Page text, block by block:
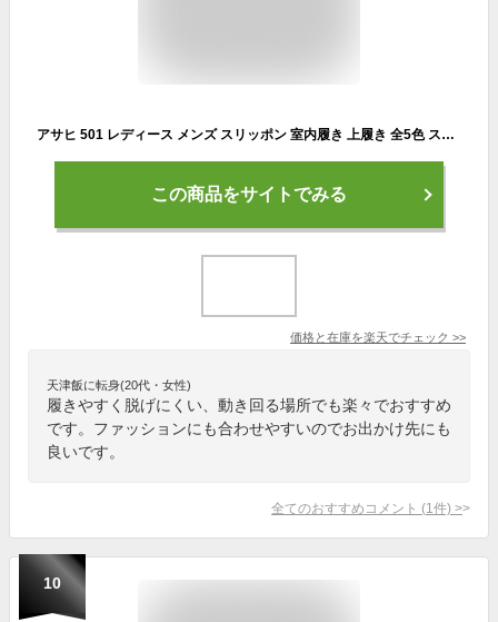
アサヒ 501 レディース メンズ スリッポン 室内履き 上履き 全5色 スニーカー 靴 紐なし 作業靴 2e 日本製 男女兼用 ホワイト 白 ネイビー 紺 グレー 22.0 22.5 23.0 23.5 24.0 24.5 25.0 25.5 26.0 26.5 27.0 27.5 【PKPK-63vhc】●【楽ギフ_包装】
この商品をサイトでみる
価格と在庫を楽天でチェック >>
天津飯に転身(20代・女性)
履きやすく脱げにくい、動き回る場所でも楽々でおすすめ
です。ファッションにも合わせやすいのでお出かけ先にも
良いです。
全てのおすすめコメント (1 件) >
10